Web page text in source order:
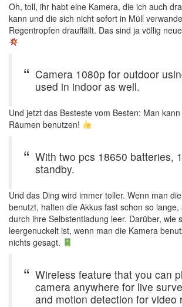
Oh, toll, ihr habt eine Kamera, die ich auch
kann und die sich nicht sofort in Müll
Regentropfen drauffällt. Das sind ja völlig
Camera 1080p for outdoor
used in indoor as well.
Und jetzt das Besteste vom Besten: Man
Räumen benutzen!
With two pcs 18650 batteries,
standby.
Und das Ding wird immer toller. Wenn man
benutzt, halten die Akkus fast schon so
durch ihre Selbstentladung leer. Darüber, wie
leergenuckelt ist, wenn man die Kamera
nichts gesagt.
Wireless feature that you can
camera anywhere for live
and motion detection for video